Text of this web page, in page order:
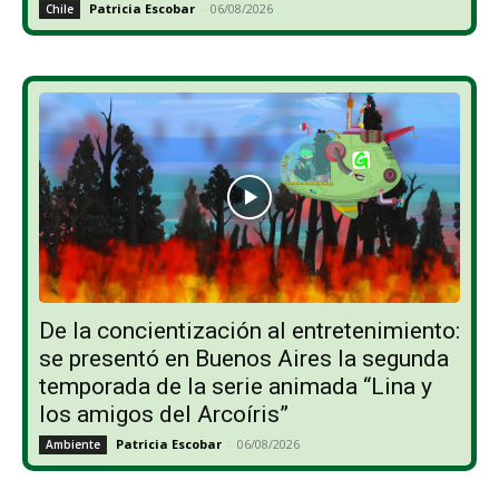
Chile Patricia Escobar - 06/08/2026
De la concientización al entretenimiento:
se presentó en Buenos Aires la segunda
temporada de la serie animada “Lina y
los amigos del Arcoíris”
Ambiente Patricia Escobar - 06/08/2026